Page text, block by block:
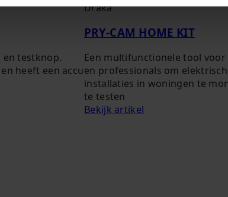
en testknop.
heeft een accu
Draka
PRY-CAM HOME KIT
Een multifunctionele tool voor
en professionals om
installaties in woningen te
te testen
Bekijk artikel